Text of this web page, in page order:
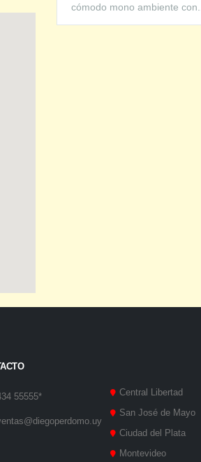
cómodo mono ambiente con...